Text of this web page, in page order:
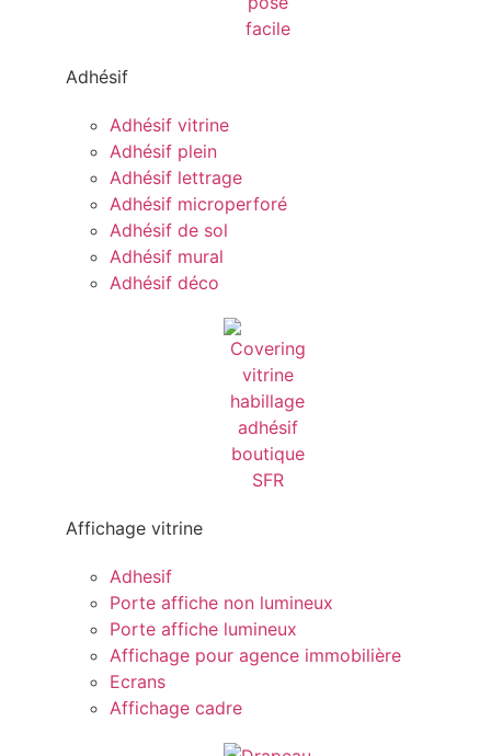
Adhésif
Adhésif vitrine
Adhésif plein
Adhésif lettrage
Adhésif microperforé
Adhésif de sol
Adhésif mural
Adhésif déco
Affichage vitrine
Adhesif
Porte affiche non lumineux
Porte affiche lumineux
Affichage pour agence immobilière
Ecrans
Affichage cadre